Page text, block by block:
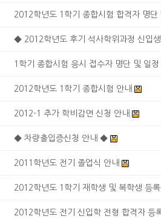
2012학년도 1학기 종합시험 합격자 명단
◆ 2012학년도 후기 석사학위과정 신입
1학기 종합시험 응시 접수자 명단 및 일정
2012학년도 1학기 종합시험 안내
2012-1 추가 학비감면 신청 안내
◆ 차량출입증신청 안내 ◆
2011학년도 전기 졸업식 안내
2012학년도 1학기 재학생 및 복학생 등
2012학년도 전기 신입학 전형 합격자 등